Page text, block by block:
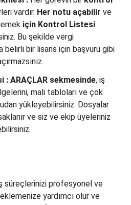
vardır. Her notu açabilir ve
için Kontrol Listesi
Bu şekilde vergi
belirli bir lisans için başvuru gibi
: ARAÇLAR sekmesinde, iş
mali tabloları ve çok
yükleyebilirsiniz. Dosyalar
ve siz ve ekip üyeleriniz
süreçlerinizi profesyonel ve
yardımcı olur ve